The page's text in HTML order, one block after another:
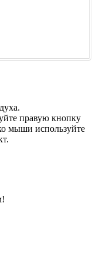
правую кнопку
мыши используйте